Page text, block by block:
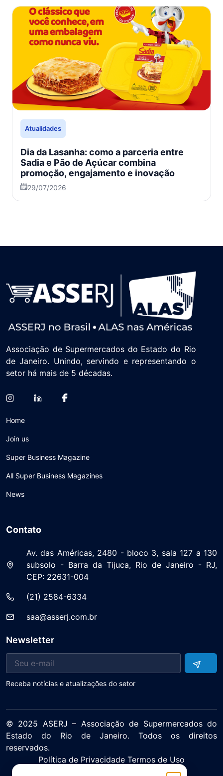
Atualidades
Dia da Lasanha: como a parceria entre
Sadia e Pão de Açúcar combina
promoção, engajamento e inovação
29/07/2026
Associação de Supermercados do Estado do Rio
de Janeiro. Unindo, servindo e representando o
setor há mais de 5 décadas.
Home
Join us
Super Business Magazine
All Super Business Magazines
News
Contato
Av. das Américas, 2480 - bloco 3, sala 127 a 130
subsolo - Barra da Tijuca, Rio de Janeiro - RJ,
CEP: 22631-004
(21) 2584-6334
saa@asserj.com.br
Newsletter
Receba notícias e atualizações do setor
© 2025 ASERJ – Associação de Supermercados do
Estado do Rio de Janeiro. Todos os direitos
reservados.
Política de Privacidade Termos de Uso